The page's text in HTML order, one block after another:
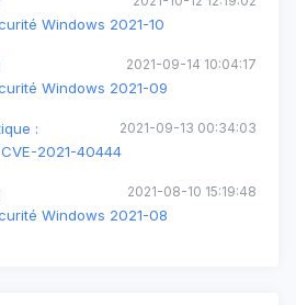
Windows 2021-10
2021-09-14 10:04:17
Windows 2021-09
2021-09-13 00:34:03
:
2021-40444
2021-08-10 15:19:48
Windows 2021-08